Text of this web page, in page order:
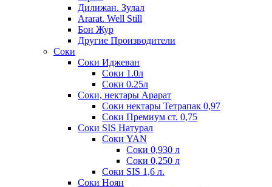
Дилижан. Зулал
Ararat. Well Still
Бон Жур
Другие Производители
Соки
Соки Иджеван
Соки 1.0л
Соки 0.25л
Соки, нектары Арарат
Соки нектары Тетрапак 0,97
Соки Премиум ст. 0,75
Соки SIS Натурал
Соки YAN
Соки 0,930 л
Соки 0,250 л
Соки SIS 1,6 л.
Соки Ноян